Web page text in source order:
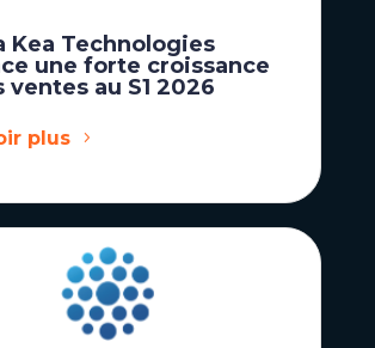
Kea Technologies
une forte croissance
ventes au S1 2026
plus